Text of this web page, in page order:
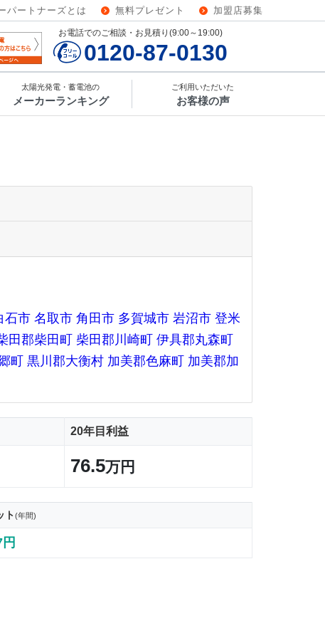
パートナーズとは 無料プレゼント 加盟店募集
お電話でのご相談・お見積り(9:00～19:00)
0120-87-0130
太陽光発電・蓄電池の
メーカーランキング
ご利用いただいた
お客様の声
石市 名取市 角田市 多賀城市 岩沼市 登米
田郡柴田町 柴田郡川崎町
伊具郡丸森町
町 黒川郡大衡村 加美郡色麻町
加美郡加
20年目利益
76.5万円
ト(年間)